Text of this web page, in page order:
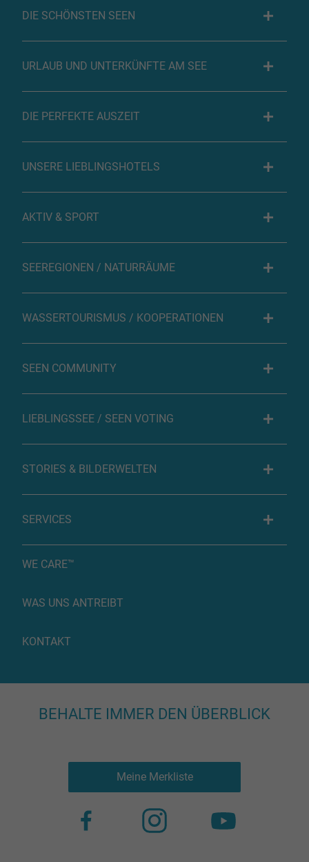
DIE SCHÖNSTEN SEEN
URLAUB UND UNTERKÜNFTE AM SEE
DIE PERFEKTE AUSZEIT
UNSERE LIEBLINGSHOTELS
AKTIV & SPORT
SEEREGIONEN / NATURRÄUME
WASSERTOURISMUS / KOOPERATIONEN
SEEN COMMUNITY
LIEBLINGSSEE / SEEN VOTING
STORIES & BILDERWELTEN
SERVICES
WE CARE™
WAS UNS ANTREIBT
KONTAKT
BEHALTE IMMER DEN ÜBERBLICK
Meine Merkliste